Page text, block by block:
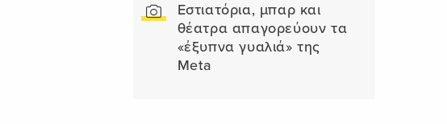
Εστιατόρια, μπαρ και
θέατρα απαγορεύουν τα
«έξυπνα γυαλιά» της
Meta